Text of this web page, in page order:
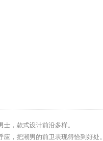
，款式设计前沿多样。
，把潮男的前卫表现得恰到好处。